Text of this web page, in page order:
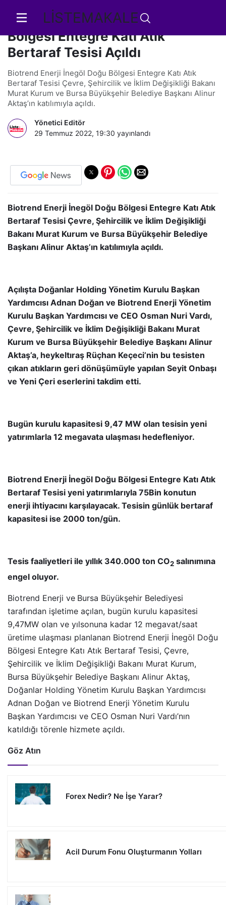
LİSTEMAKALE
Biotrend Enerji İnegöl Doğu
Bölgesi Entegre Katı Atık
Bertaraf Tesisi Açıldı
Biotrend Enerji İnegöl Doğu Bölgesi Entegre Katı Atık
Bertaraf Tesisi Çevre, Şehircilik ve İklim Değişikliği Bakanı
Murat Kurum ve Bursa Büyükşehir Belediye Başkanı Alinur
Aktaş’ın katılımıyla açıldı.
Yönetici Editör
29 Temmuz 2022, 19:30 yayınlandı
Biotrend Enerji İnegöl Doğu Bölgesi Entegre Katı Atık
Bertaraf Tesisi Çevre, Şehircilik ve İklim Değişikliği
Bakanı Murat Kurum ve Bursa Büyükşehir Belediye
Başkanı Alinur Aktaş’ın katılımıyla açıldı.
Açılışta Doğanlar Holding Yönetim Kurulu Başkan
Yardımcısı Adnan Doğan ve Biotrend Enerji Yönetim
Kurulu Başkan Yardımcısı ve CEO Osman Nuri Vardı,
Çevre, Şehircilik ve İklim Değişikliği Bakanı Murat
Kurum ve Bursa Büyükşehir Belediye Başkanı Alinur
Aktaş’a, heykeltıraş Rüçhan Keçeci’nin bu tesisten
çıkan atıkların geri dönüşümüyle yapılan Seyit Onbaşı
ve Yeni Çeri eserlerini takdim etti.
Bugün kurulu kapasitesi 9,47 MW olan tesisin yeni
yatırımlarla 12 megavata ulaşması hedefleniyor.
Biotrend Enerji İnegöl Doğu Bölgesi Entegre Katı Atık
Bertaraf Tesisi yeni yatırımlarıyla 75Bin konutun
enerji ihtiyacını karşılayacak. Tesisin günlük bertaraf
kapasitesi ise 2000 ton/gün.
Tesis faaliyetleri ile yıllık 340.000 ton CO2 salınımına
engel oluyor.
Biotrend Enerji ve Bursa Büyükşehir Belediyesi
tarafından işletime açılan, bugün kurulu kapasitesi
9,47MW olan ve yılsonuna kadar 12 megavat/saat
üretime ulaşması planlanan Biotrend Enerji İnegöl Doğu
Bölgesi Entegre Katı Atık Bertaraf Tesisi, Çevre,
Şehircilik ve İklim Değişikliği Bakanı Murat Kurum,
Bursa Büyükşehir Belediye Başkanı Alinur Aktaş,
Doğanlar Holding Yönetim Kurulu Başkan Yardımcısı
Adnan Doğan ve Biotrend Enerji Yönetim Kurulu
Başkan Yardımcısı ve CEO Osman Nuri Vardı’nın
katıldığı törenle hizmete açıldı.
Göz Atın
Forex Nedir? Ne İşe Yarar?
Acil Durum Fonu Oluşturmanın Yolları